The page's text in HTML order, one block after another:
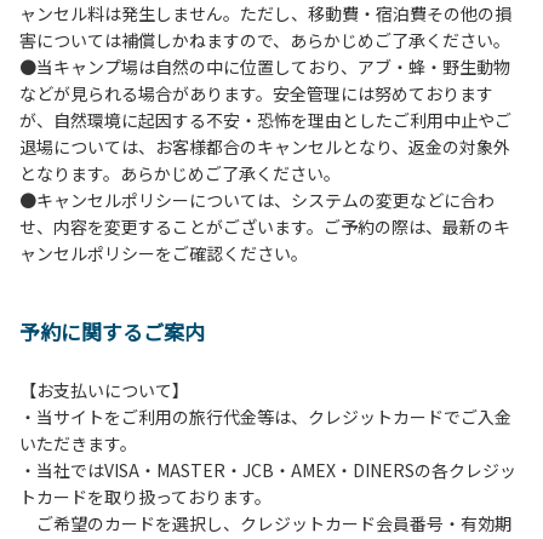
８.バンガローの芝生にはテントは張らないでください。（タ
ープは１つまで可）
９.各自で出されましたゴミは全てお持ち帰りください。（使
用済みの炭は専用の捨て場に捨てられます。）
10.施設内および駐車場などで起きた金品等の盗難、ご利用
者間でのトラブルで生じた損害に対しては、一切の責任を負
いかねます。
11.施設の利用については管理人の指示に従ってください。従
わない場合は退場していただき、今後の利用をお断りする場
合があります。
ャンセル料は発生しません。ただし、移動費・宿泊費その他の損
害については補償しかねますので、あらかじめご了承ください。
●当キャンプ場は自然の中に位置しており、アブ・蜂・野生動物
などが見られる場合があります。安全管理には努めております
が、自然環境に起因する不安・恐怖を理由としたご利用中止やご
退場については、お客様都合のキャンセルとなり、返金の対象外
となります。あらかじめご了承ください。
●キャンセルポリシーについては、システムの変更などに合わ
せ、内容を変更することがございます。ご予約の際は、最新のキ
ャンセルポリシーをご確認ください。
予約に関するご案内
【お支払いについて】
・当サイトをご利用の旅行代金等は、クレジットカードでご入金
いただきます。
・当社ではVISA・MASTER・JCB・AMEX・DINERSの各クレジッ
トカードを取り扱っております。
ご希望のカードを選択し、クレジットカード会員番号・有効期